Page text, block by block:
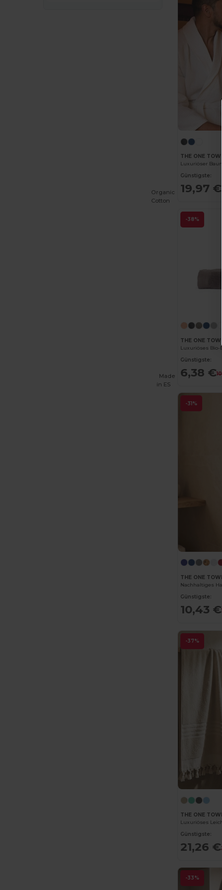
THE ONE
Günstigste:
19,97 €
-38%
Organic
Cotton
THE ONE
Günstigste:
6,38 €
-31%
Made
in ES
THE ONE
Günstigste:
10,43 €
-37%
THE ONE
Günstigste:
21,26 €
-33%